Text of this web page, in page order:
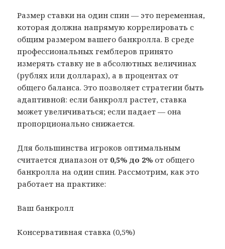
Размер ставки на один спин — это переменная,
которая должна напрямую коррелировать с
общим размером вашего банкролла. В среде
профессиональных гемблеров принято
измерять ставку не в абсолютных величинах
(рублях или долларах), а в процентах от
общего баланса. Это позволяет стратегии быть
адаптивной: если банкролл растет, ставка
может увеличиваться; если падает — она
пропорционально снижается.
Для большинства игроков оптимальным
считается диапазон от 0,5% до 2% от общего
банкролла на один спин. Рассмотрим, как это
работает на практике:
Ваш банкролл
Консервативная ставка (0,5%)